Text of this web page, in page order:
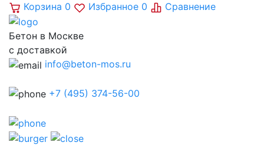
Корзина 0 Избранное 0 Сравнение
Бетон в Москве
с доставкой
info@beton-mos.ru
+7 (495) 374-56-00